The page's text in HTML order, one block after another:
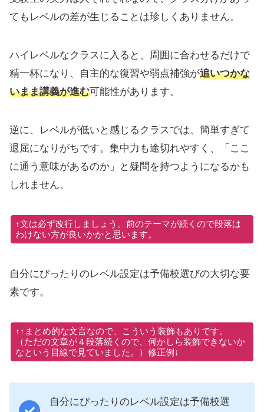
てもレベルの差が生じることは珍しくありません。
ハイレベルなクラスに入ると、周囲に合わせるだけで
精一杯になり、自主的な復習や弱点補強が追いつかな
いまま講義が進む可能性があります。
逆に、レベルが低いと感じるクラスでは、簡単すぎて
退屈になりがちです。集中力も途切れやすく、「ここ
に通う意味があるのか」と疑問を持つようになるかも
しれません。
↑文は必ず改行しましょう。前のテーマが続くので段落は
わけない方が良いかかと思います。
自分にぴったりのレベル設定は予備校選びの大切な要
素です。
↑↑まとめ的な文言なので、こういう装飾もありです。
（ただの文章が４段落続くので、何かしら装飾できないか
なという目線で見ていました。）修正例↓
自分にぴったりのレベル設定は予備校選